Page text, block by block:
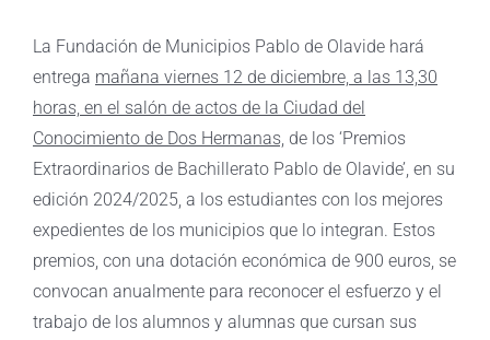
La Fundación de Municipios Pablo de Olavide hará
entrega mañana viernes 12 de diciembre, a las 13,30
horas, en el salón de actos de la Ciudad del
Conocimiento de Dos Hermanas, de los ‘Premios
Extraordinarios de Bachillerato Pablo de Olavide’, en su
edición 2024/2025, a los estudiantes con los mejores
expedientes de los municipios que lo integran. Estos
premios, con una dotación económica de 900 euros, se
convocan anualmente para reconocer el esfuerzo y el
trabajo de los alumnos y alumnas que cursan sus